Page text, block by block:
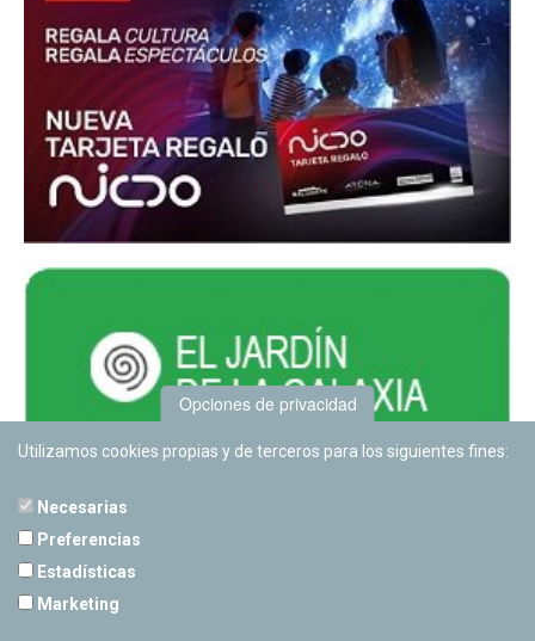
Opciones de privacidad
Utilizamos cookies propias y de terceros para los siguientes fines:
Necesarias
Preferencias
Estadísticas
Marketing